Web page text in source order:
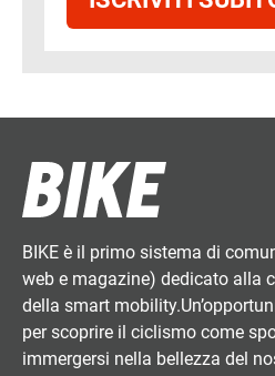
BIKE è il primo sistema di
web e magazine) dedicato alla
della smart
per scoprire il ciclismo come
immergersi nella bellezza del